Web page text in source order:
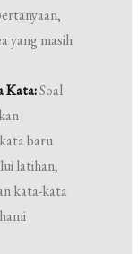
yang masih
Kata:Soal-
baru
latihan,
kata-kata